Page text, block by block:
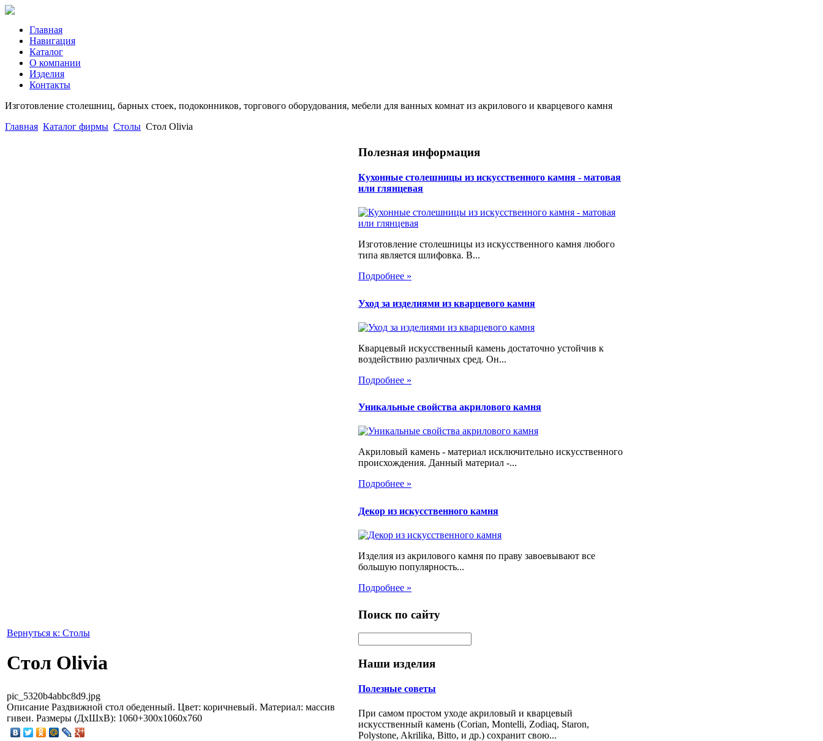
Главная
Навигация
Каталог
О компании
Изделия
Контакты
Изготовление столешниц, барных стоек, подоконников, торгового оборудования, мебели для ванных комнат из акрилового и кварцевого камня
Главная Каталог фирмы Столы Стол Olivia
Вернуться к: Столы
Стол Olivia
pic_5320b4abbc8d9.jpg
Описание Раздвижной стол обеденный. Цвет: коричневый. Материал: массив
гивеи. Размеры (ДхШхВ): 1060+300x1060x760
Полезная информация
Кухонные столешницы из искусственного камня - матовая
или глянцевая
Изготовление столешницы из искусственного камня любого
типа является шлифовка. В...
Подробнее »
Уход за изделиями из кварцевого камня
Кварцевый искусственный камень достаточно устойчив к
воздействию различных сред. Он...
Подробнее »
Уникальные свойства акрилового камня
Акриловый камень - материал исключительно искусственного
происхождения. Данный материал -...
Подробнее »
Декор из искусственного камня
Изделия из акрилового камня по праву завоевывают все
большую популярность...
Подробнее »
Поиск по сайту
Наши изделия
Полезные советы
При самом простом уходе акриловый и кварцевый
искусственный камень (Corian, Montelli, Zodiaq, Staron,
Polystone, Akrilika, Bitto, и др.) сохранит свою...